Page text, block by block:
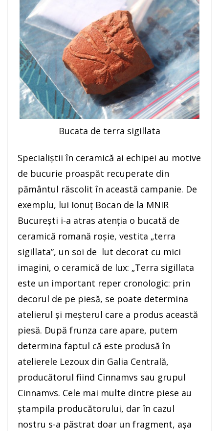
Bucata de terra sigillata
Specialiştii în ceramică ai echipei au motive
de bucurie proaspăt recuperate din
pământul răscolit în această campanie. De
exemplu, lui Ionuţ Bocan de la MNIR
Bucureşti i-a atras atenţia o bucată de
ceramică romană roşie, vestita „terra
sigillata”, un soi de lut decorat cu mici
imagini, o ceramică de lux: „Terra sigillata
este un important reper cronologic: prin
decorul de pe piesă, se poate determina
atelierul şi meşterul care a produs această
piesă. După frunza care apare, putem
determina faptul că este produsă în
atelierele Lezoux din Galia Centrală,
producătorul fiind Cinnamvs sau grupul
Cinnamvs. Cele mai multe dintre piese au
ştampila producătorului, dar în cazul
nostru s-a păstrat doar un fragment, aşa